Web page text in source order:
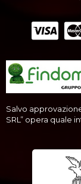
Salvo
SRL” opera quale